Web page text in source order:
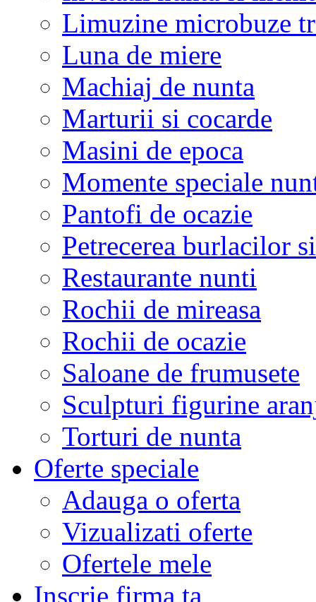
Limuzine microbuze
Luna de miere
Machiaj de nunta
Marturii si cocarde
Masini de epoca
Momente speciale
Pantofi de ocazie
Petrecerea burlacilor
Restaurante nunti
Rochii de mireasa
Rochii de ocazie
Saloane de frumusete
Sculpturi figurine
Torturi de nunta
Oferte speciale
Adauga o oferta
Vizualizati oferte
Ofertele mele
Inscrie firma ta